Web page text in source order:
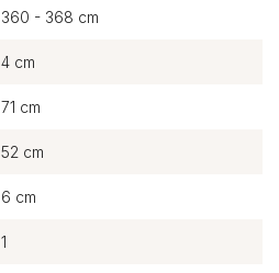
360 - 368 cm
4 cm
71 cm
52 cm
6 cm
1